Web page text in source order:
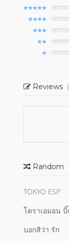
Reviews
Random
TOKYO ESP
โดราเอมอน บิ๊
บอกสิว่า รัก